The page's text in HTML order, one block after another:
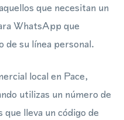
que necesitan un
WhatsApp que
de su línea personal.
local en Pace,
utilizas un número de
lleva un código de